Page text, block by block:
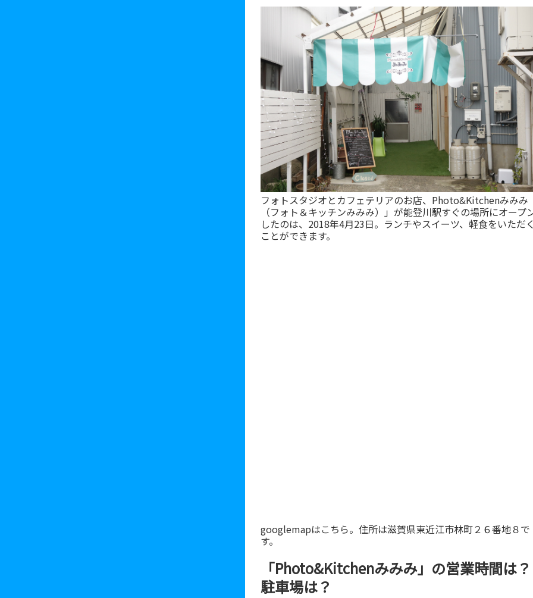
フォトスタジオとカフェテリアのお店、Photo&Kitchenみみみ
（フォト＆キッチンみみみ）」が能登川駅すぐの場所にオープ
したのは、2018年4月23日。ランチやスイーツ、軽食をいただ
ことができます。
googlemapはこちら。住所は滋賀県東近江市林町２６番地８で
す。
「Photo&Kitchenみみみ」の営業時間は？
駐車場は？